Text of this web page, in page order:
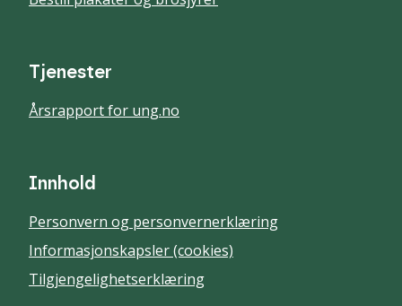
Tjenester
Årsrapport for ung.no
Innhold
Personvern og personvernerklæring
Informasjonskapsler (cookies)
Tilgjengelighetserklæring